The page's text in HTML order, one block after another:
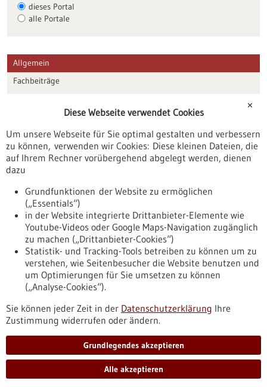
dieses Portal
alle Portale
Allgemein
Fachbeiträge
Veranstaltungen
Erscheinungsdatum
Nach oben
Informiert bleiben
Newsletter abonnieren
✕
Diese Webseite verwendet Cookies
Um unsere Webseite für Sie optimal gestalten und verbessern
zu können, verwenden wir Cookies: Diese kleinen Dateien, die
auf Ihrem Rechner vorübergehend abgelegt werden, dienen
dazu
Grundfunktionen der Website zu ermöglichen
(„Essentials“)
in der Website integrierte Drittanbieter-Elemente wie
Youtube-Videos oder Google Maps-Navigation zugänglich
zu machen („Drittanbieter-Cookies“)
Statistik- und Tracking-Tools betreiben zu können um zu
verstehen, wie Seitenbesucher die Website benutzen und
um Optimierungen für Sie umsetzen zu können
(„Analyse-Cookies“).
Sie können jeder Zeit in der Datenschutzerklärung Ihre
Zustimmung widerrufen oder ändern.
Grundlegendes akzeptieren
Alle akzeptieren